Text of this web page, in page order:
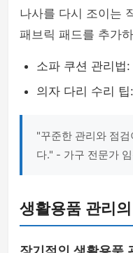
나사를 다시 조이는
패브릭 패드를 추가
소파 쿠션 관리법
의자 다리 수리
"꾸준한 관리와 점
다." - 가구 전문가
생활용품 관리